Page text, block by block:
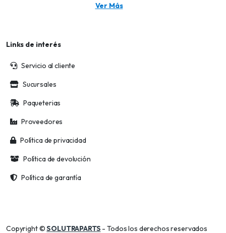
Ver Más
Links de interés
Servicio al cliente
Sucursales
Paqueterias
Proveedores
Política de privacidad
Política de devolución
Política de garantía
Copyright ©SOLUTRAPARTS - Todos los derechos reservados